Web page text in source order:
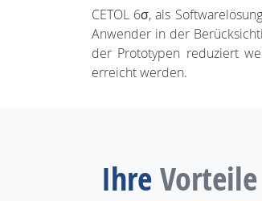
CETOL 6σ, als
Anwender in der
der Prototypen reduziert
erreicht werden.
IhreVorteile